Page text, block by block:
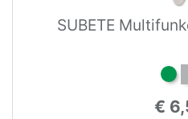
SUBETE
€